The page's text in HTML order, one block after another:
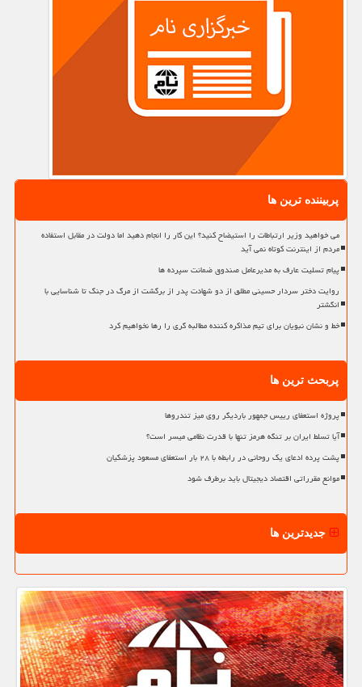
پربیننده ترین ها
می خواهید وزیر ارتباطات را استیضاح کنید؟ این کار را انجام دهید اما دولت در مقابل استفاده
مردم از اینترنت کوتاه نمی آید
پیام تسلیت عارف به مدیرعامل صندوق ضمانت سپرده ها
روایت دختر سردار حسینی مطلق از دو شهادت پدر از برگشت از مرگ در جنگ تا شناسایی با
انگشتر
خط و نشان نبویان برای تیم مذاکره کننده مطالبه گری را رها نخواهیم کرد
پربحث ترین ها
پروژه استعفای رییس جمهور باردیگر روی میز تندروها
آیا تسلط ایران بر تنگه هرمز تنها با قدرت نظامی میسر است؟
پشت پرده ادعای یک روحانی در رابطه با ۲۸ بار استعفای مسعود پزشکیان
موانع مقرراتی اقتصاد دیجیتال باید برطرف شود
جدیدترین ها